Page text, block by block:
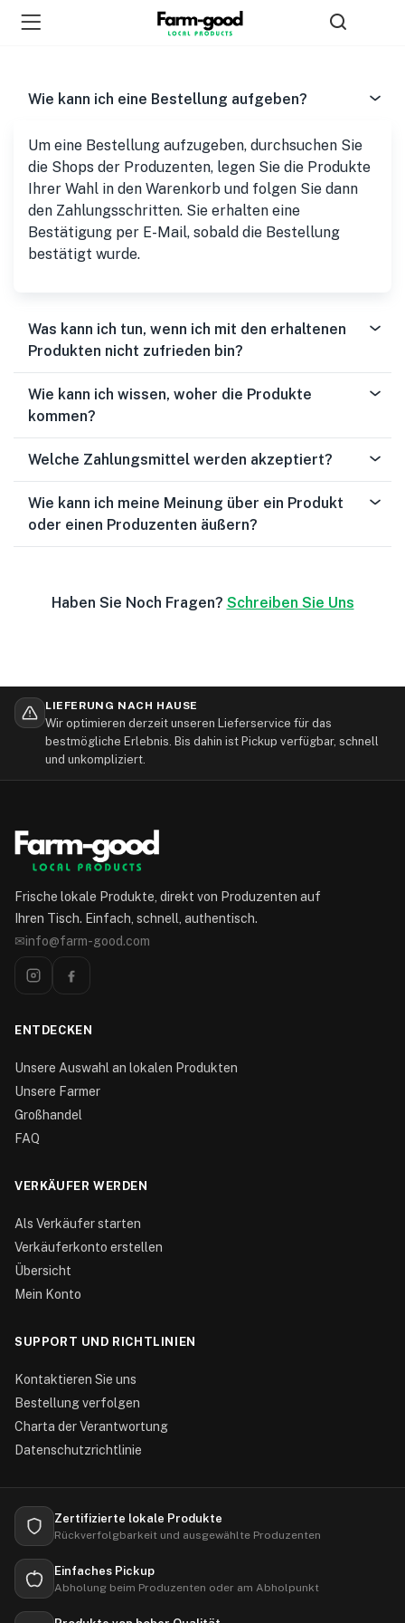
Wie kann ich eine Bestellung aufgeben?
Um eine Bestellung aufzugeben, durchsuchen Sie
die Shops der Produzenten, legen Sie die Produkte
Ihrer Wahl in den Warenkorb und folgen Sie dann
den Zahlungsschritten. Sie erhalten eine
Bestätigung per E-Mail, sobald die Bestellung
bestätigt wurde.
Was kann ich tun, wenn ich mit den erhaltenen
Produkten nicht zufrieden bin?
Wie kann ich wissen, woher die Produkte
kommen?
Welche Zahlungsmittel werden akzeptiert?
Wie kann ich meine Meinung über ein Produkt
oder einen Produzenten äußern?
Haben Sie Noch Fragen? Schreiben Sie Uns
LIEFERUNG NACH HAUSE
Wir optimieren derzeit unseren Lieferservice für das
bestmögliche Erlebnis. Bis dahin ist Pickup verfügbar, schnell
und unkompliziert.
Frische lokale Produkte, direkt von Produzenten auf
Ihren Tisch. Einfach, schnell, authentisch.
✉info@farm-good.com
ENTDECKEN
Unsere Auswahl an lokalen Produkten
Unsere Farmer
Großhandel
FAQ
VERKÄUFER WERDEN
Als Verkäufer starten
Verkäuferkonto erstellen
Übersicht
Mein Konto
SUPPORT UND RICHTLINIEN
Kontaktieren Sie uns
Bestellung verfolgen
Charta der Verantwortung
Datenschutzrichtlinie
Zertifizierte lokale Produkte
Rückverfolgbarkeit und ausgewählte Produzenten
Einfaches Pickup
Abholung beim Produzenten oder am Abholpunkt